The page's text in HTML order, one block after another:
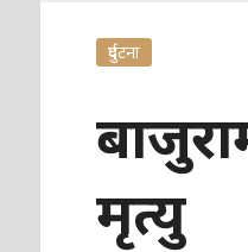
दुर्घटना
मृत्यु